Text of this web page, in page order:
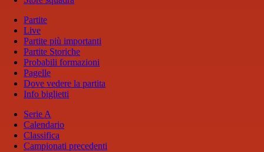
Partite
Live
Partite più importanti
Partite Storiche
Probabili formazioni
Pagelle
Dove vedere la partita
Info biglietti
Serie A
Calendario
Classifica
Campionati precedenti